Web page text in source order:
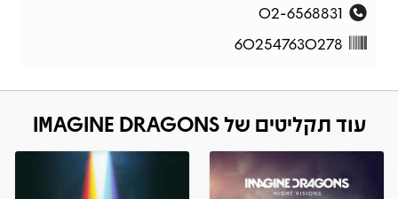
02-6568831
602547630278
עוד תקליטים של IMAGINE DRAGONS